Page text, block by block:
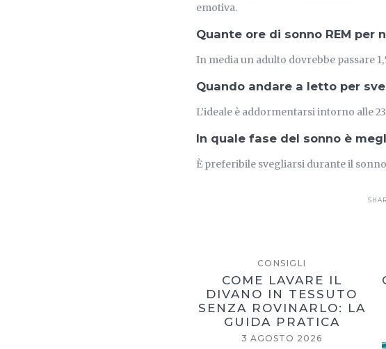
emotiva.
Quante ore di sonno REM per
In media un adulto dovrebbe passare
Quando andare a letto per
L’ideale è addormentarsi intorno alle
In quale fase del sonno è
È preferibile svegliarsi durante il
CONSIGLI
COME LAVARE IL
DIVANO IN TESSUTO
SENZA ROVINARLO: LA
GUIDA PRATICA
3 AGOSTO 2026